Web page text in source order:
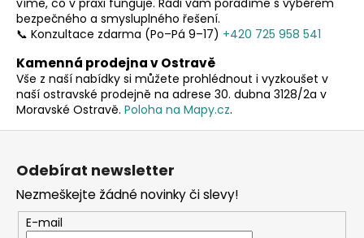
a
c
p
r
v
k
y
p
i
s
bezpečného a smysluplného řešení.
📞 Konzultace zdarma (Po–Pá 9–17) +420 725 958 541
Kamenná prodejna v Ostravě
Vše z naší nabídky si můžete prohlédnout i vyzkoušet v
naší ostravské prodejně na adrese 30. dubna 3128/2a v
Moravské Ostravě. Poloha na Mapy.cz.
Z
Odebírat newsletter
Nezmeškejte žádné novinky či slevy!
E-mail